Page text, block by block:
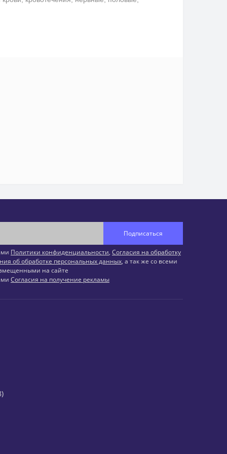
Подписаться
Политики конфиденциальности, Согласия на обработку
об обработке персональных данных, а так же со всеми
на сайте
Согласия на получение рекламы